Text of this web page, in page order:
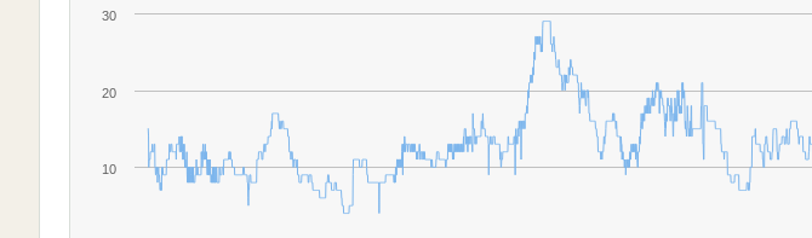
10
20
30